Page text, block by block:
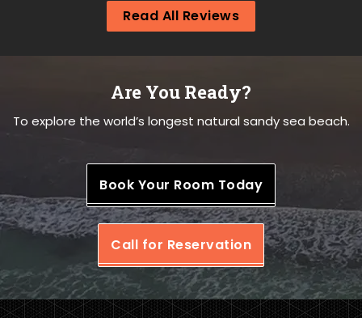
Read All Reviews
Are You Ready?
To explore the world’s longest natural sandy sea beach.
Book Your Room Today
Call for Reservation